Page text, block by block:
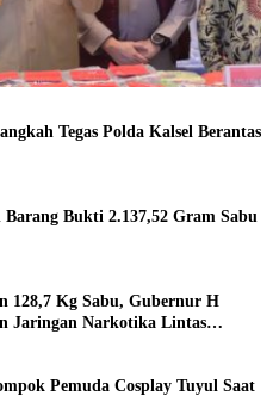
Tegas Polda Kalsel Berantas
Bukti 2.137,52 Gram Sabu
128,7 Kg Sabu, Gubernur H
Jaringan Narkotika Lintas
Pemuda Cosplay Tuyul Saat